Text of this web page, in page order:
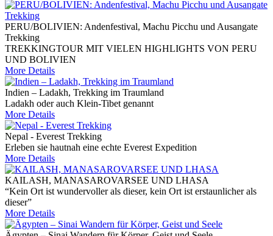
PERU/BOLIVIEN: Andenfestival, Machu Picchu und Ausangate
Trekking
TREKKINGTOUR MIT VIELEN HIGHLIGHTS VON PERU
UND BOLIVIEN
More Details
Indien – Ladakh, Trekking im Traumland
Ladakh oder auch Klein-Tibet genannt
More Details
Nepal - Everest Trekking
Erleben sie hautnah eine echte Everest Expedition
More Details
KAILASH, MANASAROVARSEE UND LHASA
“Kein Ort ist wundervoller als dieser, kein Ort ist erstaunlicher als
dieser”
More Details